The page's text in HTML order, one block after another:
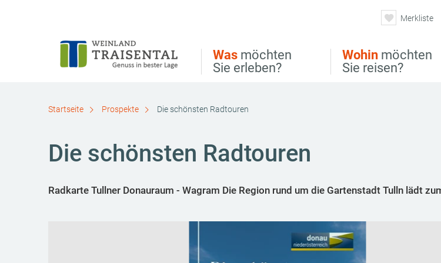
Was möchten
Sie erleben?
Wohin möchten
Sie reisen?
Merkliste
Startseite Prospekte Die schönsten Radtouren
Die schönsten Radtouren
Radkarte Tullner Donauraum - Wagram Die Region rund um die Gartenstadt Tulln lädt